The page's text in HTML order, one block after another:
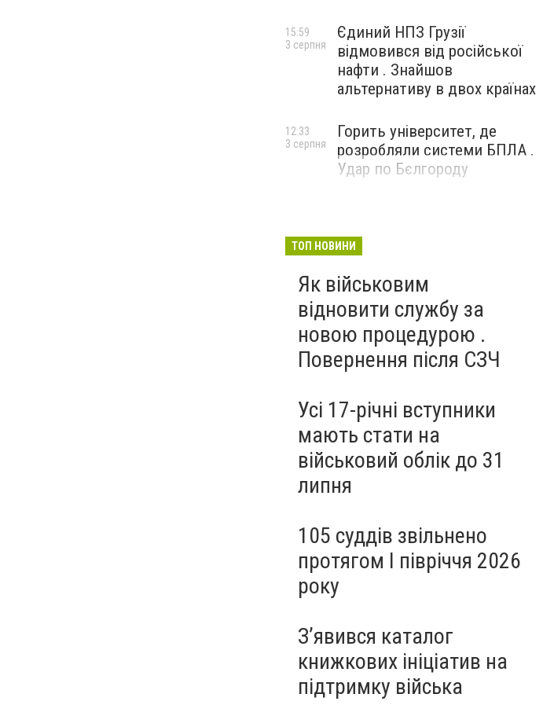
Єдиний НПЗ Грузії
відмовився від російської
нафти . Знайшов
альтернативу в двох країнах
15:59
3 серпня
Горить університет, де
розробляли системи БПЛА .
Удар по Бєлгороду
12:33
3 серпня
ТОП НОВИНИ
Як військовим
відновити службу за
новою процедурою .
Повернення після СЗЧ
Усі 17-річні вступники
мають стати на
військовий облік до 31
липня
105 суддів звільнено
протягом I півріччя 2026
року
З’явився каталог
книжкових ініціатив на
підтримку війська